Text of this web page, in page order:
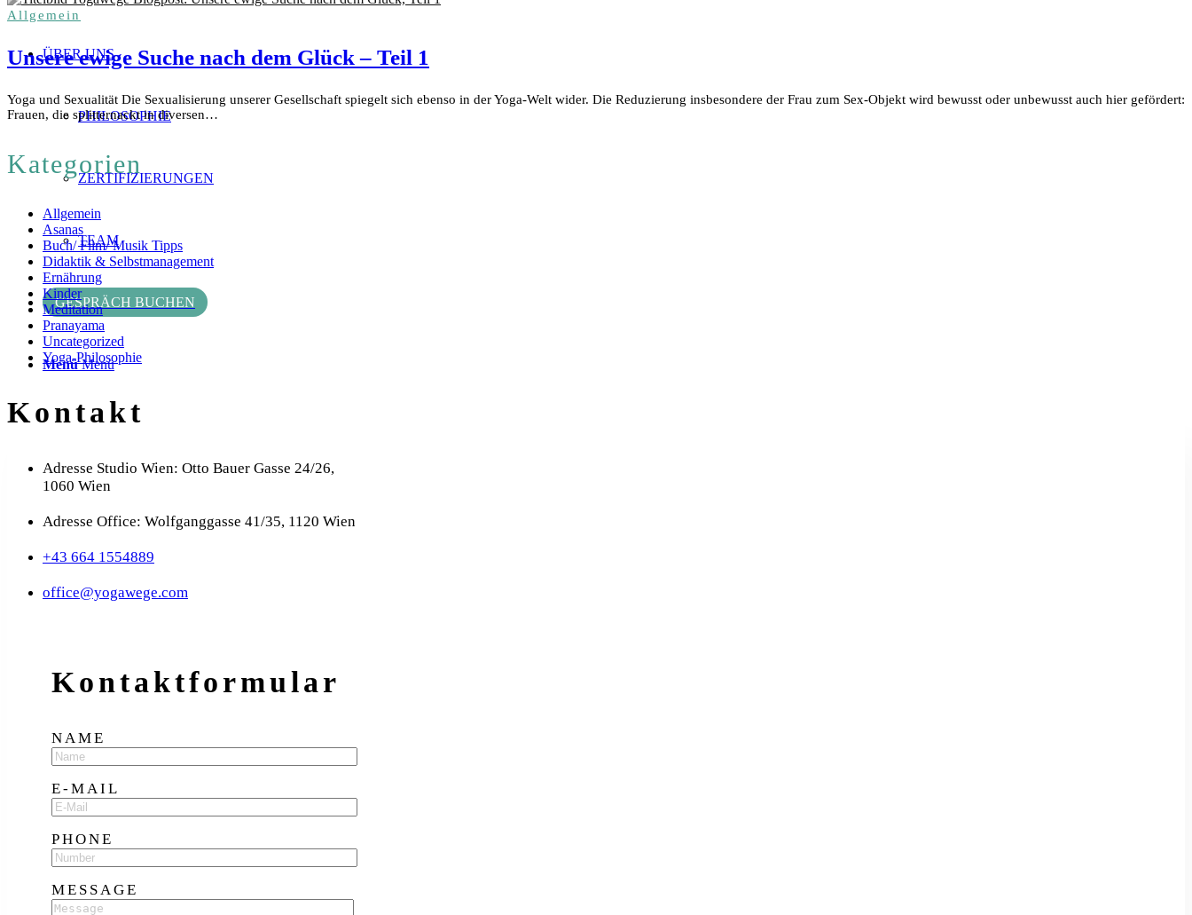
ÜBER UNS
PHILOSOPHIE
ZERTIFIZIERUNGEN
TEAM
GESPRÄCH BUCHEN
Menü Menü
Allgemein
Unsere ewige Suche nach dem Glück – Teil 1
Yoga und Sexualität Die Sexualisierung unserer Gesellschaft spiegelt sich ebenso in der Yoga-Welt wider. Die Reduzierung insbesondere der Frau zum Sex-Objekt wird bewusst oder unbewusst auch hier gefördert:
Frauen, die splitternackt in diversen…
Kategorien
Allgemein
Asanas
Buch/ Film/ Musik Tipps
Didaktik & Selbstmanagement
Ernährung
Kinder
Meditation
Pranayama
Uncategorized
Yoga-Philosophie
Kontakt
Adresse Studio Wien: Otto Bauer Gasse 24/26,
1060 Wien
Adresse Office: Wolfganggasse 41/35, 1120 Wien
+43 664 1554889
office@yogawege.com
Kontakt­formular
NAME
E-MAIL
PHONE
MESSAGE